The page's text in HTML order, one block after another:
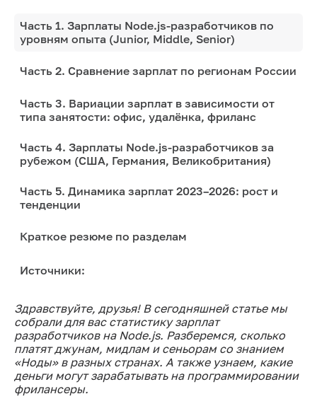
Часть 1. Зарплаты Node.js-разработчиков по
уровням опыта (Junior, Middle, Senior)
Часть 2. Сравнение зарплат по регионам России
Часть 3. Вариации зарплат в зависимости от
типа занятости: офис, удалёнка, фриланс
Часть 4. Зарплаты Node.js-разработчиков за
рубежом (США, Германия, Великобритания)
Часть 5. Динамика зарплат 2023–2026: рост и
тенденции
Краткое резюме по разделам
Источники:
Здравствуйте, друзья! В сегодняшней статье мы
собрали для вас статистику зарплат
разработчиков на Node.js. Разберемся, сколько
платят джунам, мидлам и сеньорам со знанием
«Ноды» в разных странах. А также узнаем, какие
деньги могут зарабатывать на программировании
фрилансеры.